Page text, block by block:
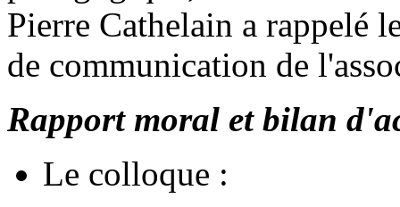
Pierre Cathelain a rappelé
de communication de
Rapport moral et bilan
Le colloque :